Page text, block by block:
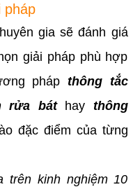
pháp
gia sẽ đánh giá
giải pháp phù hợp
pháp thông tắc
rửa báthay thông
đặc điểm của từng
trên kinh nghiệm 10